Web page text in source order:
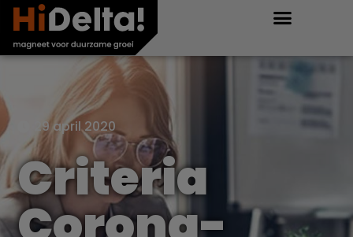
29 april 2020
Criteria